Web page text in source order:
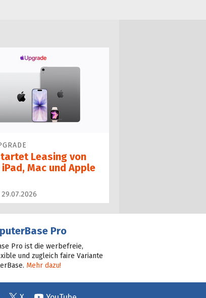
Leasing von
iPad, Mac und Apple
29.07.2026
Pro
Pro ist die werbefreie,
und zugleich faire Variante
Mehr dazu!